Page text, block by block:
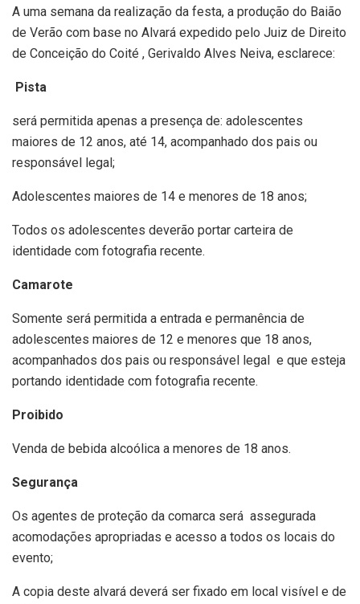
A uma semana da realização da festa, a produção do Baião
de Verão com base no Alvará expedido pelo Juiz de Direito
de Conceição do Coité , Gerivaldo Alves Neiva, esclarece:
Pista
será permitida apenas a presença de: adolescentes
maiores de 12 anos, até 14, acompanhado dos pais ou
responsável legal;
Adolescentes maiores de 14 e menores de 18 anos;
Todos os adolescentes deverão portar carteira de
identidade com fotografia recente.
Camarote
Somente será permitida a entrada e permanência de
adolescentes maiores de 12 e menores que 18 anos,
acompanhados dos pais ou responsável legal e que esteja
portando identidade com fotografia recente.
Proibido
Venda de bebida alcoólica a menores de 18 anos.
Segurança
Os agentes de proteção da comarca será assegurada
acomodações apropriadas e acesso a todos os locais do
evento;
A copia deste alvará deverá ser fixado em local visível e de